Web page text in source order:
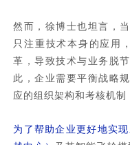
然而，徐博士也坦言，
只注重技术本身的应用
革，导致技术与业务脱
此，企业需要平衡战略
应的组织架构和考核机制
为了帮助企业更好地实